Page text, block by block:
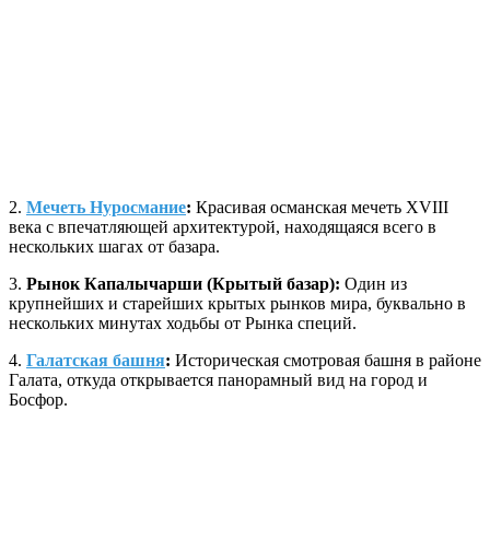
2. Мечеть Нуросмание: Красивая османская мечеть XVIII
века с впечатляющей архитектурой, находящаяся всего в
нескольких шагах от базара.
3. Рынок Капалычарши (Крытый базар): Один из
крупнейших и старейших крытых рынков мира, буквально в
нескольких минутах ходьбы от Рынка специй.
4. Галатская башня: Историческая смотровая башня в районе
Галата, откуда открывается панорамный вид на город и
Босфор.